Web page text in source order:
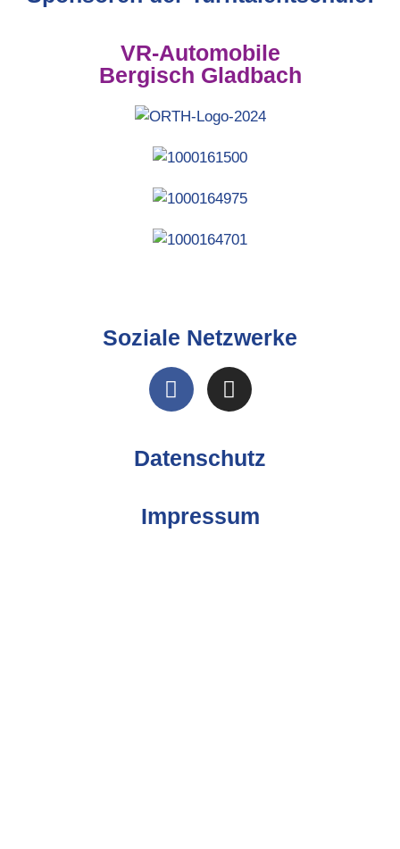
VR-Automobile
Bergisch Gladbach
Soziale Netzwerke
Datenschutz
Impressum